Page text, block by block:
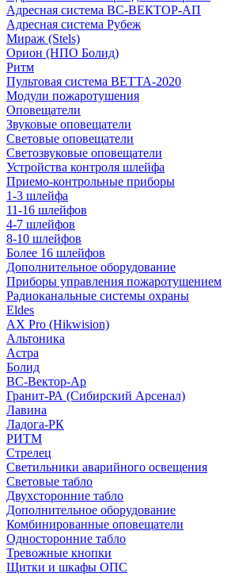
Адресная система ВС-ВЕКТОР-АП
Адресная система Рубеж
Мираж (Stels)
Орион (НПО Болид)
Ритм
Пультовая система ВЕТТА-2020
Модули пожаротушения
Оповещатели
Звуковые оповещатели
Световые оповещатели
Светозвуковые оповещатели
Устройства контроля шлейфа
Приемо-контрольные приборы
1-3 шлейфа
11-16 шлейфов
4-7 шлейфов
8-10 шлейфов
Более 16 шлейфов
Дополнительное оборудование
Приборы управления пожаротушением
Радиоканальные системы охраны
Eldes
AX Pro (Hikwision)
Альтоника
Астра
Болид
ВС-Вектор-Ар
Гранит-РА (Сибирский Арсенал)
Лавина
Ладога-РК
РИТМ
Стрелец
Светильники аварийного освещения
Световые табло
Двухсторонние табло
Дополнительное оборудование
Комбинированные оповещатели
Односторонние табло
Тревожные кнопки
Щитки и шкафы ОПС